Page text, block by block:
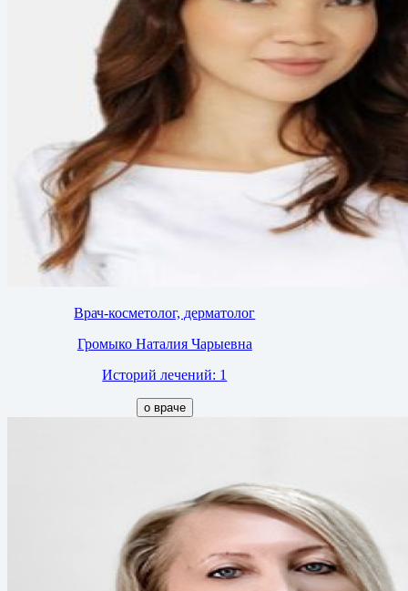
Врач-косметолог, дерматолог
Громыко Наталия Чарыевна
Историй лечений: 1
о враче